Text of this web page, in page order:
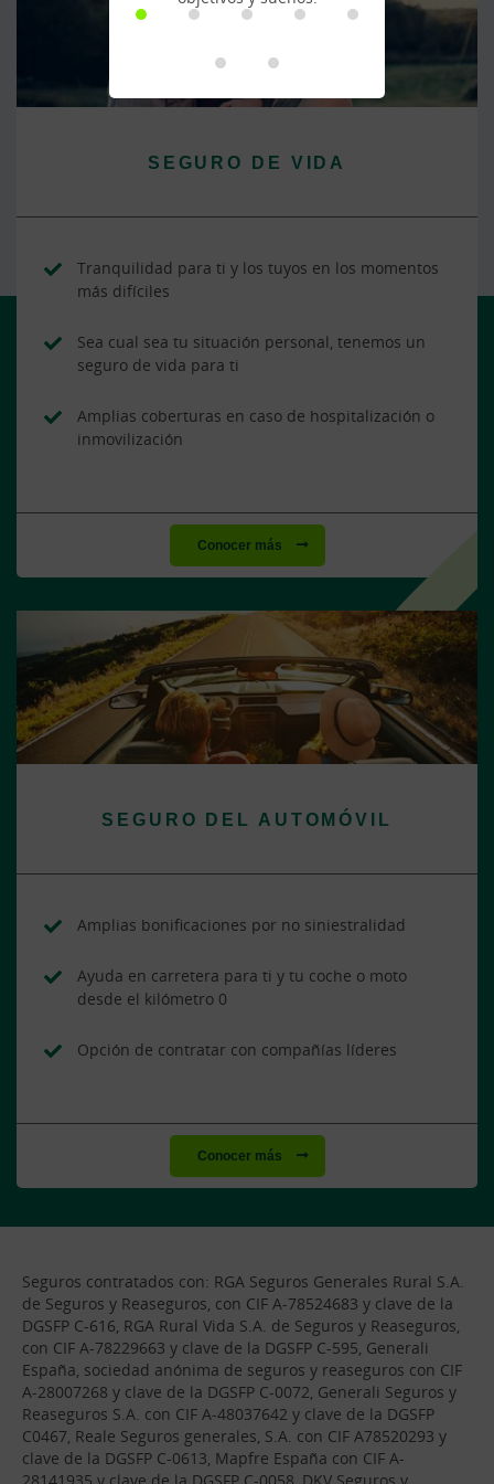
SEGURO DE VIDA
Tranquilidad para ti y los tuyos en los momentos
más difíciles
Sea cual sea tu situación personal, tenemos un
seguro de vida para ti
Amplias coberturas en caso de hospitalización o
inmovilización
Conocer más
SEGURO DEL AUTOMÓVIL
Amplias bonificaciones por no siniestralidad
Ayuda en carretera para ti y tu coche o moto
desde el kilómetro 0
Opción de contratar con compañías líderes
Conocer más
Seguros contratados con: RGA Seguros Generales Rural S.A.
de Seguros y Reaseguros, con CIF A-78524683 y clave de la
DGSFP C-616, RGA Rural Vida S.A. de Seguros y Reaseguros,
con CIF A-78229663 y clave de la DGSFP C-595, Generali
España, sociedad anónima de seguros y reaseguros con CIF
A-28007268 y clave de la DGSFP C-0072, Generali Seguros y
Reaseguros S.A. con CIF A-48037642 y clave de la DGSFP
C0467, Reale Seguros generales, S.A. con CIF A78520293 y
clave de la DGSFP C-0613, Mapfre España con CIF A-